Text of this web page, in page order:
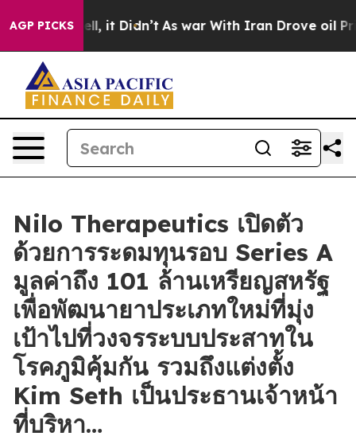
AGP PICKS
Well, it Didn’t As war With Iran Drove oil Prices
Nilo Therapeutics เปิดตัว
ด้วยการระดมทุนรอบ Series A
มูลค่าถึง 101 ล้านเหรียญสหรัฐ
เพื่อพัฒนายาประเภทใหม่ที่มุ่ง
เป้าไปที่วงจรระบบประสาทใน
โรคภูมิคุ้มกัน รวมถึงแต่งตั้ง
Kim Seth เป็นประธานเจ้าหน้า
ที่บริหา…